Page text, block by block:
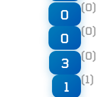
0 (0)
0 (0)
3 (0)
1 (1)